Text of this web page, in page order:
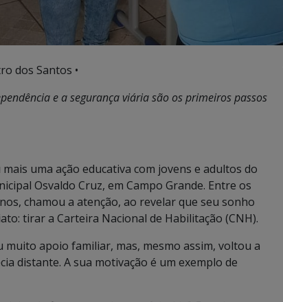
dos Santos •
e a segurança viária são os primeiros passos
uma ação educativa com jovens e adultos do
Osvaldo Cruz, em Campo Grande. Entre os
chamou a atenção, ao revelar que seu sonho
tirar a Carteira Nacional de Habilitação (CNH).
apoio familiar, mas, mesmo assim, voltou a
distante. A sua motivação é um exemplo de